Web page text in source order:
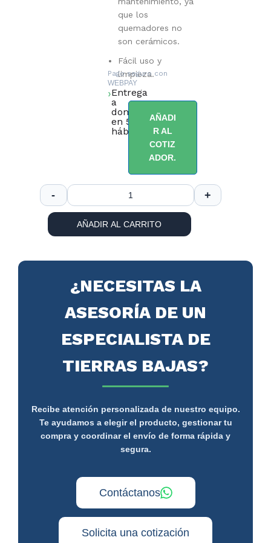
que los
quemadores no
son cerámicos.
Fácil uso y
limpieza.
Pago seguro con
WEBPAY
Entrega
a
domicilio
en 5 días
hábiles.
AÑADI
R AL
COTIZ
ADOR.
AÑADIR AL CARRITO
¿NECESITAS LA
ASESORÍA DE UN
ESPECIALISTA DE
TIERRAS BAJAS?
Recibe atención personalizada de nuestro equipo.
Te ayudamos a elegir el producto, gestionar tu
compra y coordinar el envío de forma rápida y
segura.
Contáctanos
Solicita una cotización